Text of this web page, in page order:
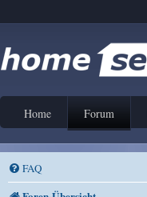
Home Forum
FAQ